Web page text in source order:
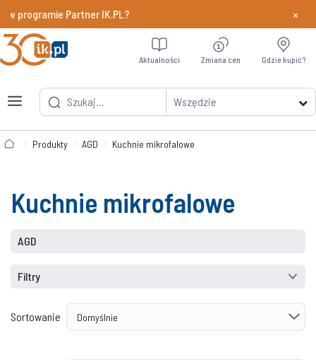
programie Partner IK.PL? Dowiedz
×
Wszędzie
Aktualności Zmiana cen Gdzie kupić?
Produkty AGD Kuchnie mikrofalowe
Kuchnie mikrofalowe
AGD
Filtry
Sortowanie